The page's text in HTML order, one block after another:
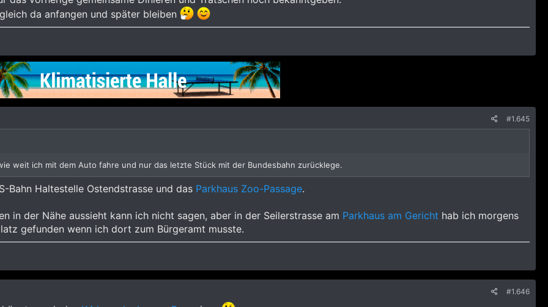
da anfangen und später bleiben
#1.645
weit ich mit dem Auto fahre und nur das letzte Stück mit der Bundesbahn zurücklege.
Bahn Haltestelle Ostendstrasse und das Parkhaus Zoo-Passage.
in der Nähe aussieht kann ich nicht sagen, aber in der Seilerstrasse am Parkhaus am Gericht hab ich morgens
gefunden wenn ich dort zum Bürgeramt musste.
#1.646